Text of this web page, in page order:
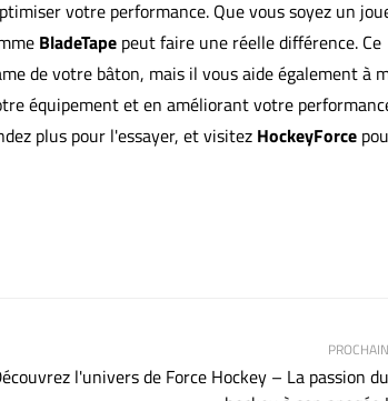
votre performance. Que vous soyez un
BladeTape peut faire une réelle différence. Ce
de votre bâton, mais il vous aide également à
équipement et en améliorant votre
plus pour l'essayer, et visitez HockeyForce
PROCHAIN
l'univers de Force Hockey – La passion du